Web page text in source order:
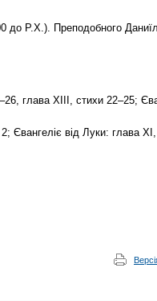
до Р.Х.). Преподобного
глава ХІІІ, стихи 22–25;
Євангеліє від Луки: глава ХI,